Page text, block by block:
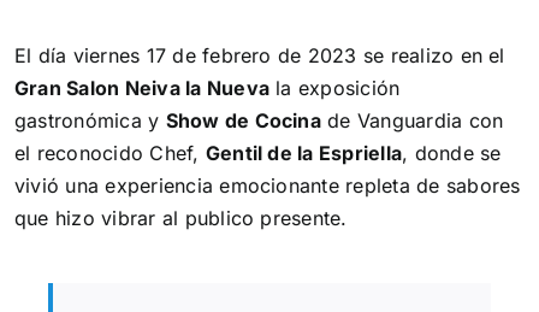
El día viernes 17 de febrero de 2023 se realizo en el
Gran Salon Neiva la Nuevala exposición
gastronómica y Show de Cocinade Vanguardia con
el reconocido Chef, Gentil de la Espriella, donde se
vivió una experiencia emocionante repleta de sabores
que hizo vibrar al publico presente.